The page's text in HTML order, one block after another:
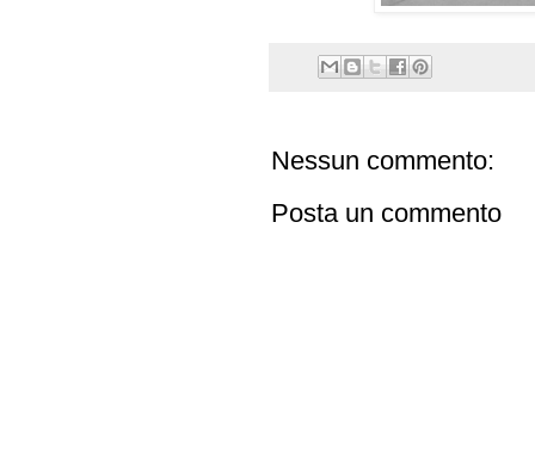
Nessun commento:
Posta un commento